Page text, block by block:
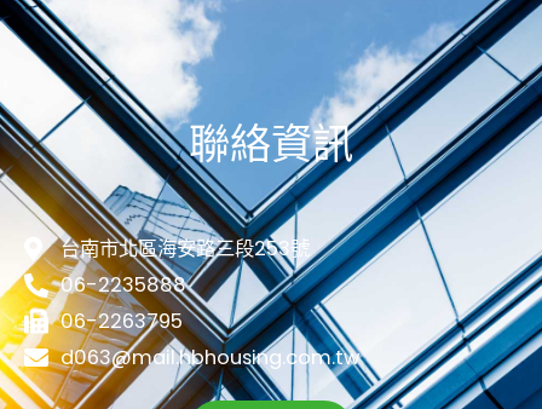
聯絡資訊
台南市北區海安路三段253號
06-2235888
06-2263795
d063@mail.hbhousing.com.tw